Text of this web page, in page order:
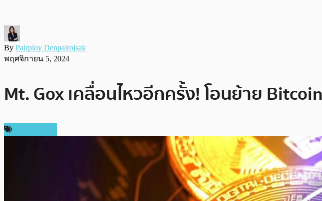
By Pairploy Denpairojsak
พฤศจิกายน 5, 2024
Mt. Gox เคลื่อนไหวอีกครั้ง! โอนย้าย